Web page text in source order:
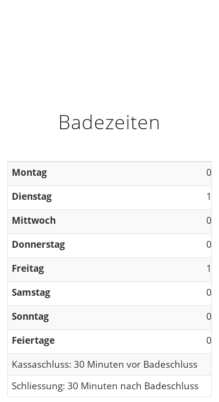
Badezeiten
Montag
Dienstag
Mittwoch
Donnerstag
Freitag
Samstag
Sonntag
Feiertage
Kassaschluss: 30 Minuten vor Badeschluss
Schliessung: 30 Minuten nach Badeschluss